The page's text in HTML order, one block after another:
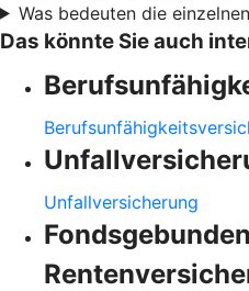
Was bedeuten die
Das könnte Sie auch
Unfallversicherung